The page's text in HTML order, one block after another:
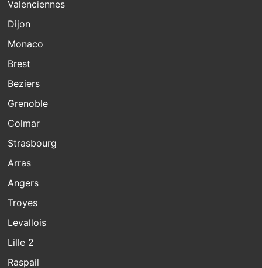
Valenciennes
Dijon
Monaco
Brest
Beziers
Grenoble
Colmar
Strasbourg
Arras
Angers
Troyes
Levallois
Lille 2
Raspail